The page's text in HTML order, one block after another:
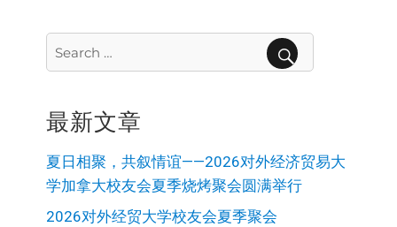
for:
最新文章
夏日相聚，共叙情谊——2026对外经济贸易大
学加拿大校友会夏季烧烤聚会圆满举行
2026对外经贸大学校友会夏季聚会